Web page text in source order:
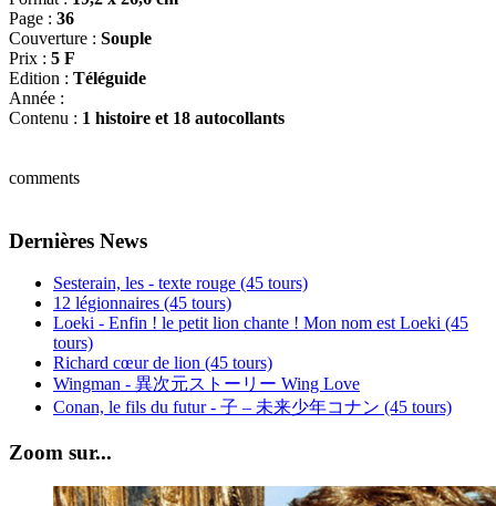
Page : 36
Couverture : Souple
Prix : 5 F
Edition : Téléguide
Année :
Contenu : 1 histoire et 18 autocollants
comments
Dernières News
Sesterain, les - texte rouge (45 tours)
12 légionnaires (45 tours)
Loeki - Enfin ! le petit lion chante ! Mon nom est Loeki (45
tours)
Richard cœur de lion (45 tours)
Wingman - 異次元ストーリー Wing Love
Conan, le fils du futur - 子 – 未来少年コナン (45 tours)
Zoom sur...